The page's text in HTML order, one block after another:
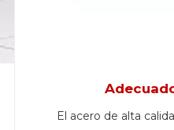
El acero de alta